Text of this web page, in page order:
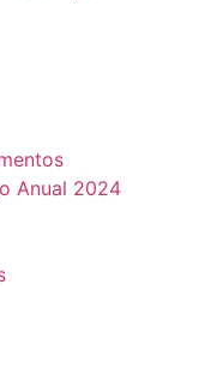
Anual 2024